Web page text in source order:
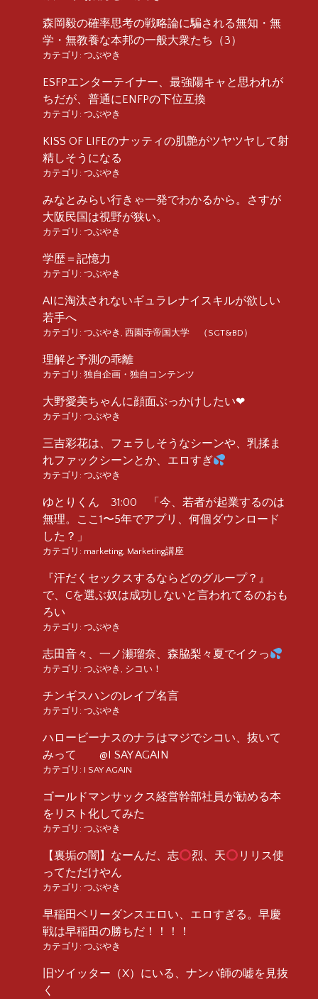
森岡毅の確率思考の戦略論に騙される無知・無
学・無教養な本邦の一般大衆たち（3）
カテゴリ: つぶやき
ESFPエンターテイナー、最強陽キャと思われが
ちだが、普通にENFPの下位互換
カテゴリ: つぶやき
KISS OF LIFEのナッティの肌艶がツヤツヤして射
精しそうになる
カテゴリ: つぶやき
みなとみらい行きゃ一発でわかるから。さすが
大阪民国は視野が狭い。
カテゴリ: つぶやき
学歴＝記憶力
カテゴリ: つぶやき
AIに淘汰されないギュラレナイスキルが欲しい
若手へ
カテゴリ: つぶやき , 西園寺帝国大学 （SGT&BD）
理解と予測の乖離
カテゴリ: 独自企画・独自コンテンツ
大野愛美ちゃんに顔面ぶっかけしたい❤︎
カテゴリ: つぶやき
三吉彩花は、フェラしそうなシーンや、乳揉ま
れファックシーンとか、エロすぎ
カテゴリ: つぶやき
ゆとりくん 31:00 「今、若者が起業するのは
無理。ここ1〜5年でアプリ、何個ダウンロード
した？」
カテゴリ: marketing, Marketing講座
『汗だくセックスするならどのグループ？』
で、Cを選ぶ奴は成功しないと言われてるのおも
ろい
カテゴリ: つぶやき
志田音々、一ノ瀬瑠奈、森脇梨々夏でイクっ
カテゴリ: つぶやき , シコい！
チンギスハンのレイプ名言
カテゴリ: つぶやき
ハロービーナスのナラはマジでシコい、抜いて
みって @I SAY AGAIN
カテゴリ: I SAY AGAIN
ゴールドマンサックス経営幹部社員が勧める本
をリスト化してみた
カテゴリ: つぶやき
【裏垢の闇】なーんだ、志 烈、天
リリス使
ってただけやん
カテゴリ: つぶやき
早稲田ベリーダンスエロい、エロすぎる。早慶
戦は早稲田の勝ちだ！！！！
カテゴリ: つぶやき
旧ツイッター（X）にいる、ナンパ師の嘘を見抜
く